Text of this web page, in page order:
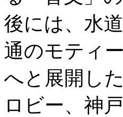
後には、水
通のモティ
へと展開し
ロビー、神